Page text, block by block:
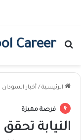
Career
بحث عن
الرئيسية / أخبار السودان
فرصة مميزة
النيابة